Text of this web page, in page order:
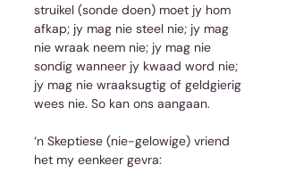
struikel (sonde doen) moet jy hom
afkap; jy mag nie steel nie; jy mag
nie wraak neem nie; jy mag nie
sondig wanneer jy kwaad word nie;
jy mag nie wraaksugtig of geldgierig
wees nie. So kan ons aangaan.
‘n Skeptiese (nie-gelowige) vriend
het my eenkeer gevra: